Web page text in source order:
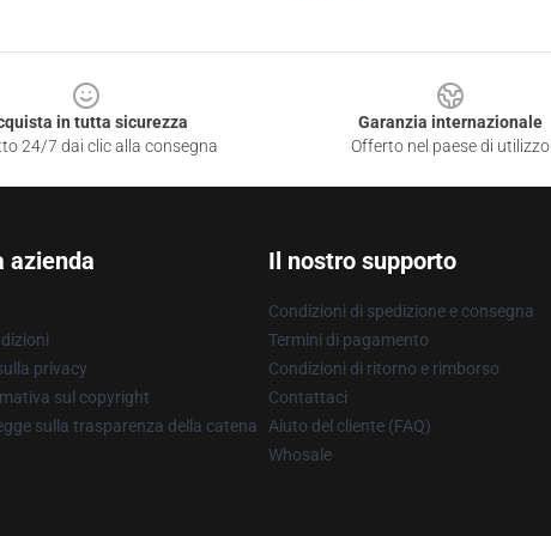
in tutta sicurezza
24/7 dai clic alla consegna
Garanzia internazionale
Offerto nel paese di utilizzo
azienda
privacy
sul copyright
sulla trasparenza della catena
Il nostro supporto
Condizioni di spedizione e consegna
Termini di pagamento
Condizioni di ritorno e rimborso
Contattaci
Aiuto del cliente (FAQ)
Whosale